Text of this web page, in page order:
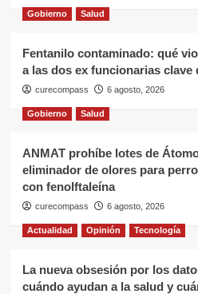
Gobierno Salud
Fentanilo contaminado: qué
a las dos ex funcionarias clave
curecompass 6 agosto, 2026
Gobierno Salud
ANMAT prohíbe lotes de
eliminador de olores para
con fenolftaleína
curecompass 6 agosto, 2026
Actualidad Opinión Tecnología
La nueva obsesión por los
cuándo ayudan a la salud y